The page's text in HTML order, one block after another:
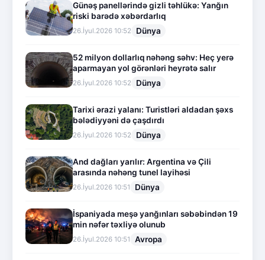
Günəş panellərində gizli təhlükə: Yanğın
riski barədə xəbərdarlıq
26.İyul.2026 10:52 Dünya
52 milyon dollarlıq nəhəng səhv: Heç yerə
aparmayan yol görənləri heyrətə salır
26.İyul.2026 10:52 Dünya
Tarixi ərazi yalanı: Turistləri aldadan şəxs
bələdiyyəni də çaşdırdı
26.İyul.2026 10:52 Dünya
And dağları yarılır: Argentina və Çili
arasında nəhəng tunel layihəsi
26.İyul.2026 10:51 Dünya
İspaniyada meşə yanğınları səbəbindən 19
min nəfər təxliyə olunub
26.İyul.2026 10:51 Avropa